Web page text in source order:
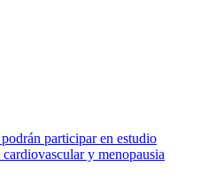
participar en estudio
y menopausia